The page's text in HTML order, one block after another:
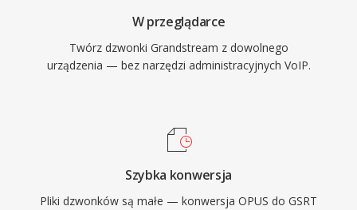
W przeglądarce
Twórz dzwonki Grandstream z dowolnego
urządzenia — bez narzędzi administracyjnych VoIP.
Szybka konwersja
Pliki dzwonków są małe — konwersja OPUS do GSRT